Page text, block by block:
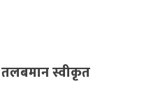
तलबमान स्वीकृत